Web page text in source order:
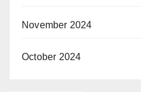
November 2024
October 2024